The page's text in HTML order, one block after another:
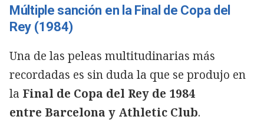
Múltiple sanción en la Final de Copa del
Rey (1984)
Una de las peleas multitudinarias más
recordadas es sin duda la que se produjo en
la Final de Copa del Rey de 1984
entre Barcelona y Athletic Club.